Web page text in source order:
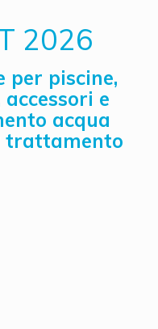
2026
per piscine,
e
acqua
trattamento